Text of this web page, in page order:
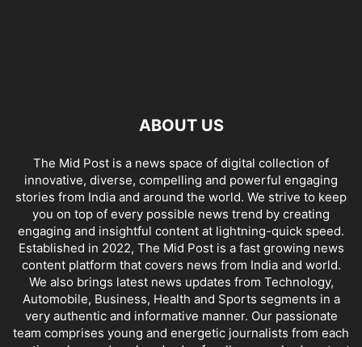
ABOUT US
The Mid Post is a news space of digital collection of
innovative, diverse, compelling and powerful engaging
stories from India and around the world. We strive to keep
you on top of every possible news trend by creating
engaging and insightful content at lightning-quick speed.
Established in 2022, The Mid Post is a fast growing news
content platform that covers news from India and world.
We also brings latest news updates from Technology,
Automobile, Business, Health and Sports segments in a
very authentic and informative manner. Our passionate
team comprises young and energetic journalists from each